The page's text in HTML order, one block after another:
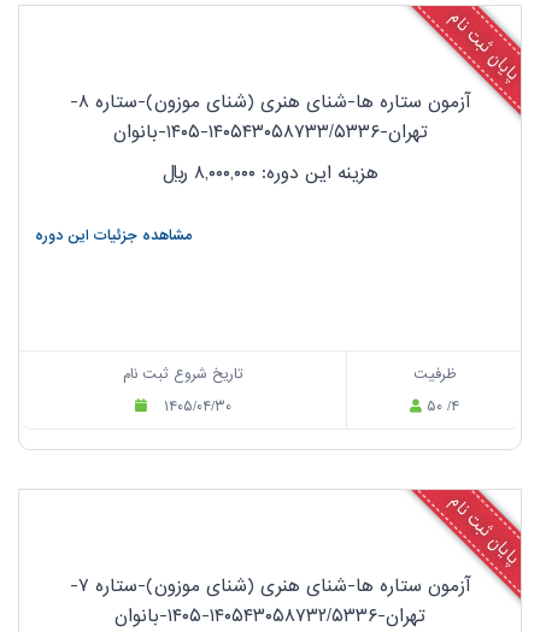
پایان ثبت نام
آزمون ستاره ها-شنای هنری (شنای موزون)-ستاره ۸-
تهران-۱۴۰۵۴۳۰۵۸۷۳۳/۵۳۳۶-۱۴۰۵-بانوان
هزینه این دوره: ۸,۰۰۰,۰۰۰
ریال
مشاهده جزئیات این دوره
تاریخ شروع ثبت نام
۱۴۰۵/۰۴/۳۰
ظرفیت
۵۰ /۴
پایان ثبت نام
آزمون ستاره ها-شنای هنری (شنای موزون)-ستاره ۷-
تهران-۱۴۰۵۴۳۰۵۸۷۳۲/۵۳۳۶-۱۴۰۵-بانوان